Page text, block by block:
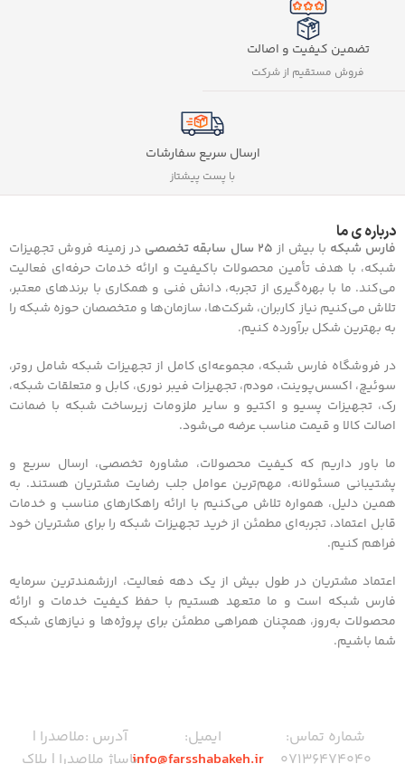
تضمین کیفیت و اصالت
فروش مستقیم از شرکت
ارسال سریع سفارشات
با پست پیشتاز
درباره ی ما
فارس شبکه با بیش از 25 سال سابقه تخصصی
در زمینه فروش تجهیزات
شبکه، با هدف تأمین محصولات باکیفیت و ارائه خدمات حرفه‌ای فعالیت
می‌کند. ما با بهره‌گیری از تجربه، دانش فنی و همکاری با برندهای معتبر،
تلاش می‌کنیم نیاز کاربران، شرکت‌ها، سازمان‌ها و متخصصان حوزه شبکه را
به بهترین شکل برآورده کنیم.
در فروشگاه فارس شبکه، مجموعه‌ای کامل از تجهیزات شبکه شامل روتر،
سوئیچ، اکسس‌پوینت، مودم، تجهیزات فیبر نوری، کابل و متعلقات شبکه،
رک، تجهیزات پسیو و اکتیو و سایر ملزومات زیرساخت شبکه با ضمانت
اصالت کالا و قیمت مناسب عرضه می‌شود.
ما باور داریم که کیفیت محصولات، مشاوره تخصصی، ارسال سریع و
پشتیبانی مسئولانه، مهم‌ترین عوامل جلب رضایت مشتریان هستند. به
همین دلیل، همواره تلاش می‌کنیم با ارائه راهکارهای مناسب و خدمات
قابل اعتماد، تجربه‌ای مطمئن از خرید تجهیزات شبکه را برای مشتریان خود
فراهم کنیم.
اعتماد مشتریان در طول بیش از یک دهه فعالیت، ارزشمندترین سرمایه
فارس شبکه است و ما متعهد هستیم با حفظ کیفیت خدمات و ارائه
محصولات به‌روز، همچنان همراهی مطمئن برای پروژه‌ها و نیازهای شبکه
شما باشیم.
شماره تماس:
ایمیل:
آدرس :ملاصدرا |